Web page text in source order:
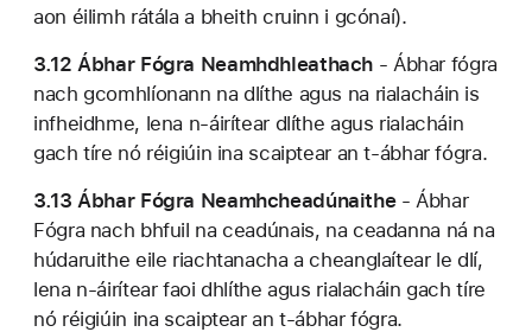
aon éilimh rátála a bheith cruinn i gcónaí).
3.12 Ábhar Fógra Neamhdhleathach - Ábhar fógra
nach gcomhlíonann na dlíthe agus na rialacháin is
infheidhme, lena n-áirítear dlíthe agus rialacháin
gach tíre nó réigiúin ina scaiptear an t-ábhar fógra.
3.13 Ábhar Fógra Neamhcheadúnaithe - Ábhar
Fógra nach bhfuil na ceadúnais, na ceadanna ná na
húdaruithe eile riachtanacha a cheanglaítear le dlí,
lena n-áirítear faoi dhlíthe agus rialacháin gach tíre
nó réigiúin ina scaiptear an t-ábhar fógra.